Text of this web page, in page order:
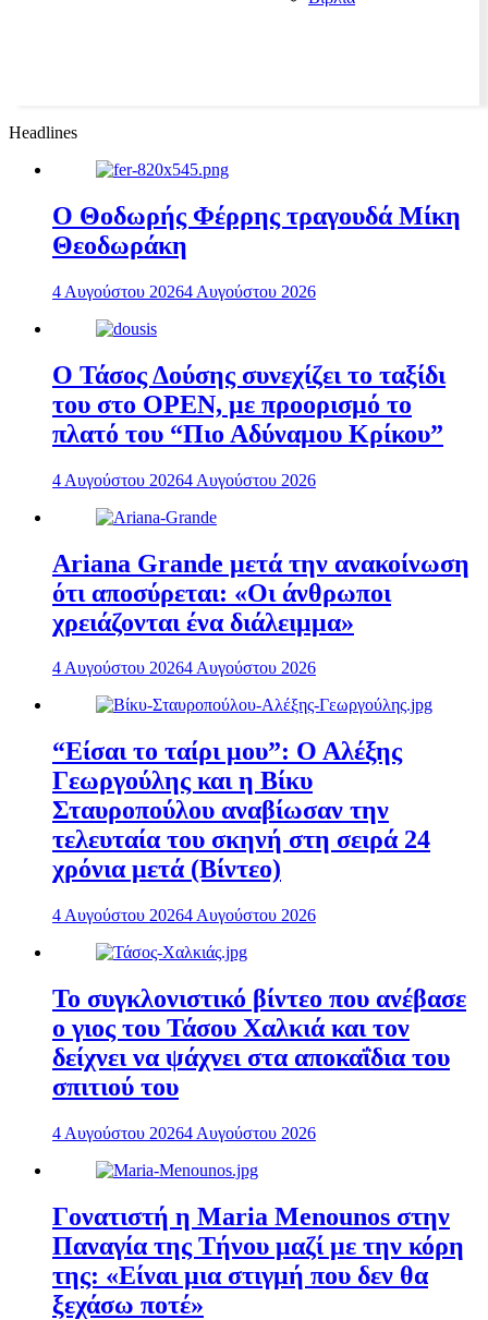
Headlines
Ο Θοδωρής Φέρρης τραγουδά Μίκη
Θεοδωράκη
4 Αυγούστου 20264 Αυγούστου 2026
Ο Τάσος Δούσης συνεχίζει το ταξίδι
του στο OPEN, με προορισμό το
πλατό του “Πιο Αδύναμου Κρίκου”
4 Αυγούστου 20264 Αυγούστου 2026
Ariana Grande μετά την ανακοίνωση
ότι αποσύρεται: «Οι άνθρωποι
χρειάζονται ένα διάλειμμα»
4 Αυγούστου 20264 Αυγούστου 2026
“Είσαι το ταίρι μου”: Ο Αλέξης
Γεωργούλης και η Βίκυ
Σταυροπούλου αναβίωσαν την
τελευταία του σκηνή στη σειρά 24
χρόνια μετά (Βίντεο)
4 Αυγούστου 20264 Αυγούστου 2026
To συγκλονιστικό βίντεο που ανέβασε
ο γιος του Τάσου Χαλκιά και τον
δείχνει να ψάχνει στα αποκαΐδια του
σπιτιού του
4 Αυγούστου 20264 Αυγούστου 2026
Γονατιστή η Maria Menounos στην
Παναγία της Τήνου μαζί με την κόρη
της: «Είναι μια στιγμή που δεν θα
ξεχάσω ποτέ»